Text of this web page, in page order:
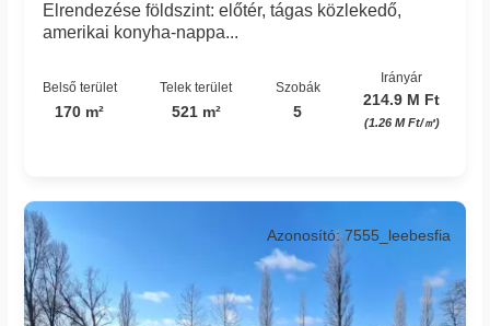
Elrendezése földszint: előtér, tágas közlekedő,
amerikai konyha-nappa...
Belső terület
170 m²
Telek terület
521 m²
Szobák
5
Irányár
214.9 M Ft
(1.26 M Ft/㎡)
Azonosító: 7555_leebesfia